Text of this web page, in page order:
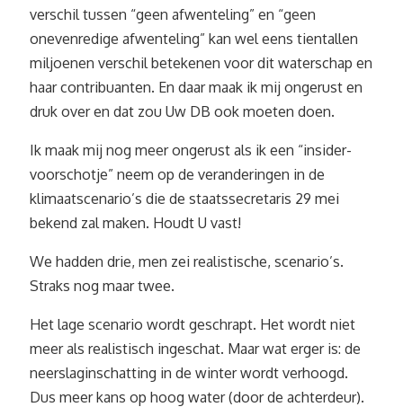
verschil tussen “geen afwenteling” en “geen
onevenredige afwenteling” kan wel eens tientallen
miljoenen verschil betekenen voor dit waterschap en
haar contribuanten. En daar maak ik mij ongerust en
druk over en dat zou Uw DB ook moeten doen.
Ik maak mij nog meer ongerust als ik een “insider-
voorschotje” neem op de veranderingen in de
klimaatscenario’s die de staatssecretaris 29 mei
bekend zal maken. Houdt U vast!
We hadden drie, men zei realistische, scenario’s.
Straks nog maar twee.
Het lage scenario wordt geschrapt. Het wordt niet
meer als realistisch ingeschat. Maar wat erger is: de
neerslaginschatting in de winter wordt verhoogd.
Dus meer kans op hoog water (door de achterdeur).